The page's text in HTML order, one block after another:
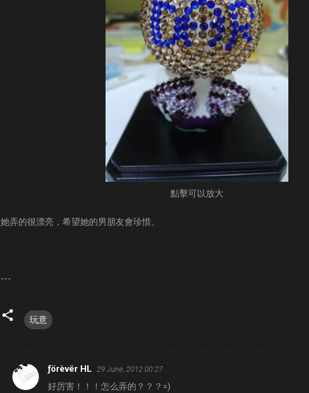
點擊可以放大
她弄的很漂亮，希望她的男朋友會珍惜。
---
玩意
C
ƒörèvër HL 29 June, 2012 00:27
好厉害！！！怎么弄的？？？=)